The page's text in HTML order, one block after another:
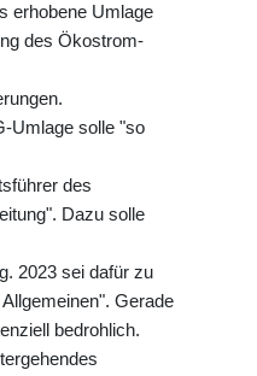
erhobene Umlage
des Ökostrom-
Umlage solle "so
des
Dazu solle
2023 sei dafür zu
Gerade
bedrohlich.